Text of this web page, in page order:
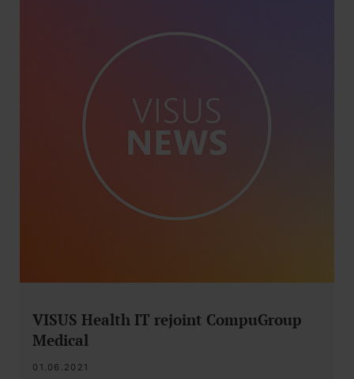
VISUS Health IT rejoint CompuGroup
Medical
01.06.2021